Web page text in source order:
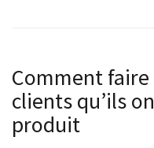
Comment
clients qu’ils
produit